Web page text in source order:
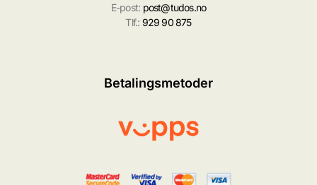
E-post: post@tudos.no
Tlf.: 929 90 875
Betalingsmetoder